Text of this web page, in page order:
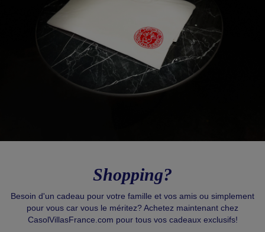
Shopping?
Besoin d'un cadeau pour votre famille et vos amis ou simplement
pour vous car vous le méritez? Achetez maintenant chez
CasolVillasFrance.com pour tous vos cadeaux exclusifs!